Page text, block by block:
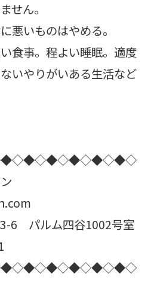
せん。
悪いものはやめる。
食事。程よい睡眠。適度
いやりがいある生活など
6 パルム四谷1002号室